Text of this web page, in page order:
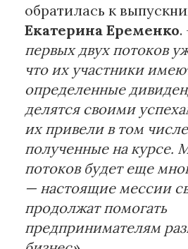
обратилась к
Екатерина Еременко.
первых двух потоков
что их участники
определенные
делятся своими
их привели в том
полученные на курсе.
потоков будет еще
— настоящие мессии
продолжат помогать
предпринимателям